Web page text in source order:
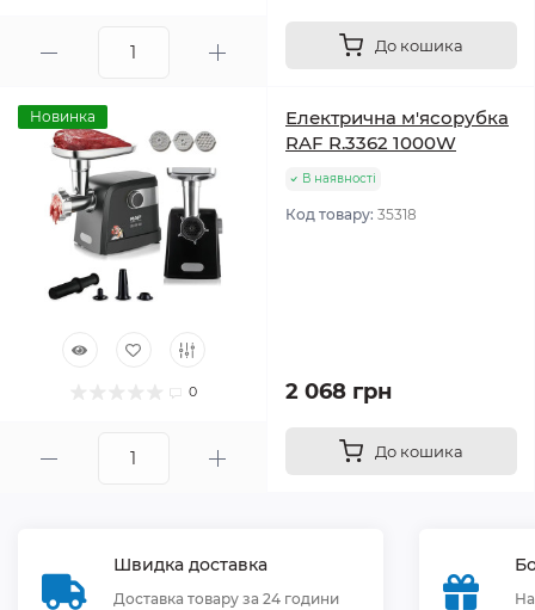
До кошика
Новинка
0
Електрична м'ясорубка
RAF R.3362 1000W
В наявності
Код товару: 35318
2 068 грн
До кошика
Швидка доставка
Доставка товару за 24 години